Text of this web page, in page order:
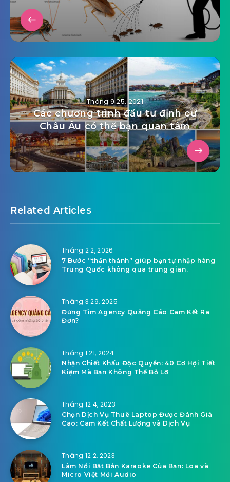
Tháng 9 25, 2021
Các chương trình đầu tư định cư
Châu Âu có thể bạn quan tâm
Related Articles
Tháng 2 2, 2026
7 Bước “thần thánh” giúp bạn tự nhập hàng
Trung Quốc không qua trung gian.
Tháng 3 29, 2025
Đừng Tìm Agency Quảng Cáo Cam Kết Ra
Đơn?
Tháng 1 21, 2024
Nhận Chiết Khấu Độc Quyền: 40 Cơ Hội Tiết
Kiệm Mà Bạn Không Thể Bỏ Lỡ
Tháng 12 4, 2023
Chọn Dịch Vụ Thuê Laptop Được Đánh Giá
Cao: Cam Kết Chất Lượng và Dịch Vụ
Tháng 12 2, 2023
Làm Nổi Bật Bản Karaoke Của Bạn: Loa và
Micro Việt Mới Audio